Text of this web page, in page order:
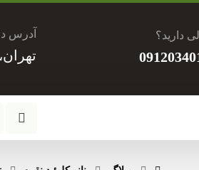
آدرس دارید؟